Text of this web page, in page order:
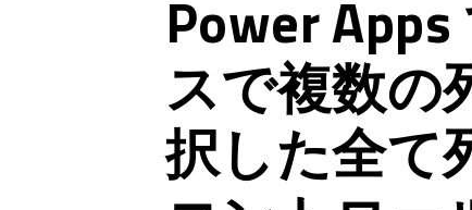
Power
スで複数の
択した全て